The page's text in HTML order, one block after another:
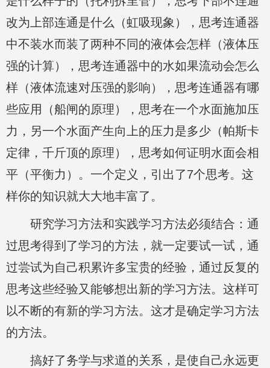
改为上部连通是什么（虹吸现象），思考连通器
中不装水而装了两种不同的液体会怎样（液体压
强的计算），思考连通器中的水如果流动会怎么
样（液体流速对压强的影响），思考连通器有哪
些应用（船闸的原理），思考在一个水面施加压
力，另一个水面产生向上的压力是多少（帕斯卡
定律，千斤顶的原理），思考如何证明水面会相
平（平衡力）。一个定义，引出了7个思考。这
样你的知识就大大地丰富了。
研究学习方法和实践学习方法必须结合：通
过思考得到了学习的方法，就一定要试一试，通
过尝试为自己积累许多宝贵的经验，通过反复的
思考这些经验又能够想出新的学习方法。这样可
以不断的有新的学习方法。这才是确定学习方法
的方法。
搞好了务学与求道的关系，是使自己永远更